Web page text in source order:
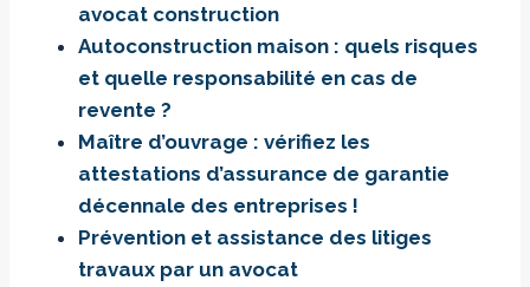
avocat construction
Autoconstruction maison : quels risques
et quelle responsabilité en cas de
revente ?
Maître d’ouvrage : vérifiez les
attestations d’assurance de garantie
décennale des entreprises !
Prévention et assistance des litiges
travaux par un avocat